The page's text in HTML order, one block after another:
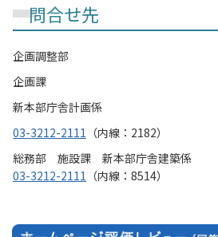
問合せ先
企画調整部
企画課
新本部庁舎計画係
03-3212-2111 （内線：2182）
総務部 施設課 新本部庁舎建築係
03-3212-2111 （内線：8514）